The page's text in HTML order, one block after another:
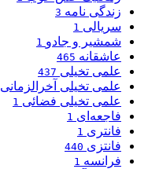
زندگی نامه 3
سریالی 1
شمشیر و جادو 1
عاشقانه 465
علمی تخیلی 437
علمی تخیلی آخرالزمانی
علمی تخیلی فضائی 1
فاجعه‌ای 1
فانتری 1
فانتزی 440
فرانسه 1